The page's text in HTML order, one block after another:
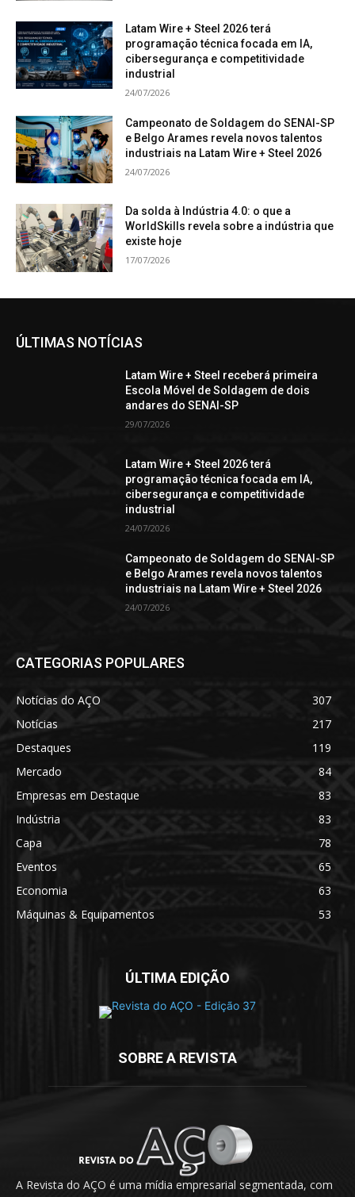
Latam Wire + Steel 2026 terá
programação técnica focada em IA,
cibersegurança e competitividade
industrial
24/07/2026
Campeonato de Soldagem do SENAI-SP
e Belgo Arames revela novos talentos
industriais na Latam Wire + Steel 2026
24/07/2026
Da solda à Indústria 4.0: o que a
WorldSkills revela sobre a indústria que
existe hoje
17/07/2026
ÚLTIMAS NOTÍCIAS
Latam Wire + Steel receberá primeira
Escola Móvel de Soldagem de dois
andares do SENAI-SP
29/07/2026
Latam Wire + Steel 2026 terá
programação técnica focada em IA,
cibersegurança e competitividade
industrial
24/07/2026
Campeonato de Soldagem do SENAI-SP
e Belgo Arames revela novos talentos
industriais na Latam Wire + Steel 2026
24/07/2026
CATEGORIAS POPULARES
Notícias do AÇO
307
Notícias
217
Destaques
119
Mercado
84
Empresas em Destaque
83
Indústria
83
Capa
78
Eventos
65
Economia
63
Máquinas & Equipamentos
53
ÚLTIMA EDIÇÃO
SOBRE A REVISTA
A Revista do AÇO é uma mídia empresarial segmentada, com